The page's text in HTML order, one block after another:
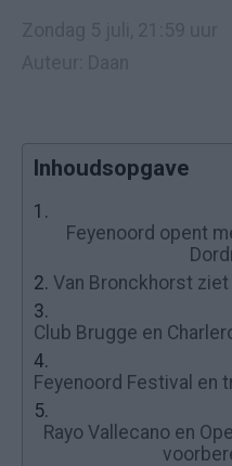
Inhoudsopgave
1.
Feyenoord opent
2. Van Bronckhorst
3.
Club Brugge en
4.
Feyenoord Festival en
5.
Rayo Vallecano en